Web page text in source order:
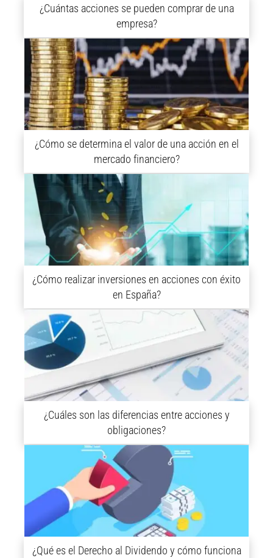
¿Cuántas acciones se pueden comprar de una
empresa?
¿Cómo se determina el valor de una acción en el
mercado financiero?
¿Cómo realizar inversiones en acciones con éxito
en España?
¿Cuáles son las diferencias entre acciones y
obligaciones?
¿Qué es el Derecho al Dividendo y cómo funciona